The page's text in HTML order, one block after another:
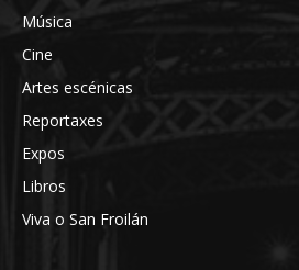
Música
Cine
Artes escénicas
Reportaxes
Expos
Libros
Viva o San Froilán